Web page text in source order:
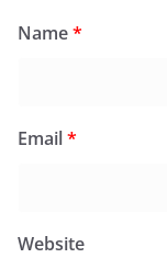
Name*
Email*
Website